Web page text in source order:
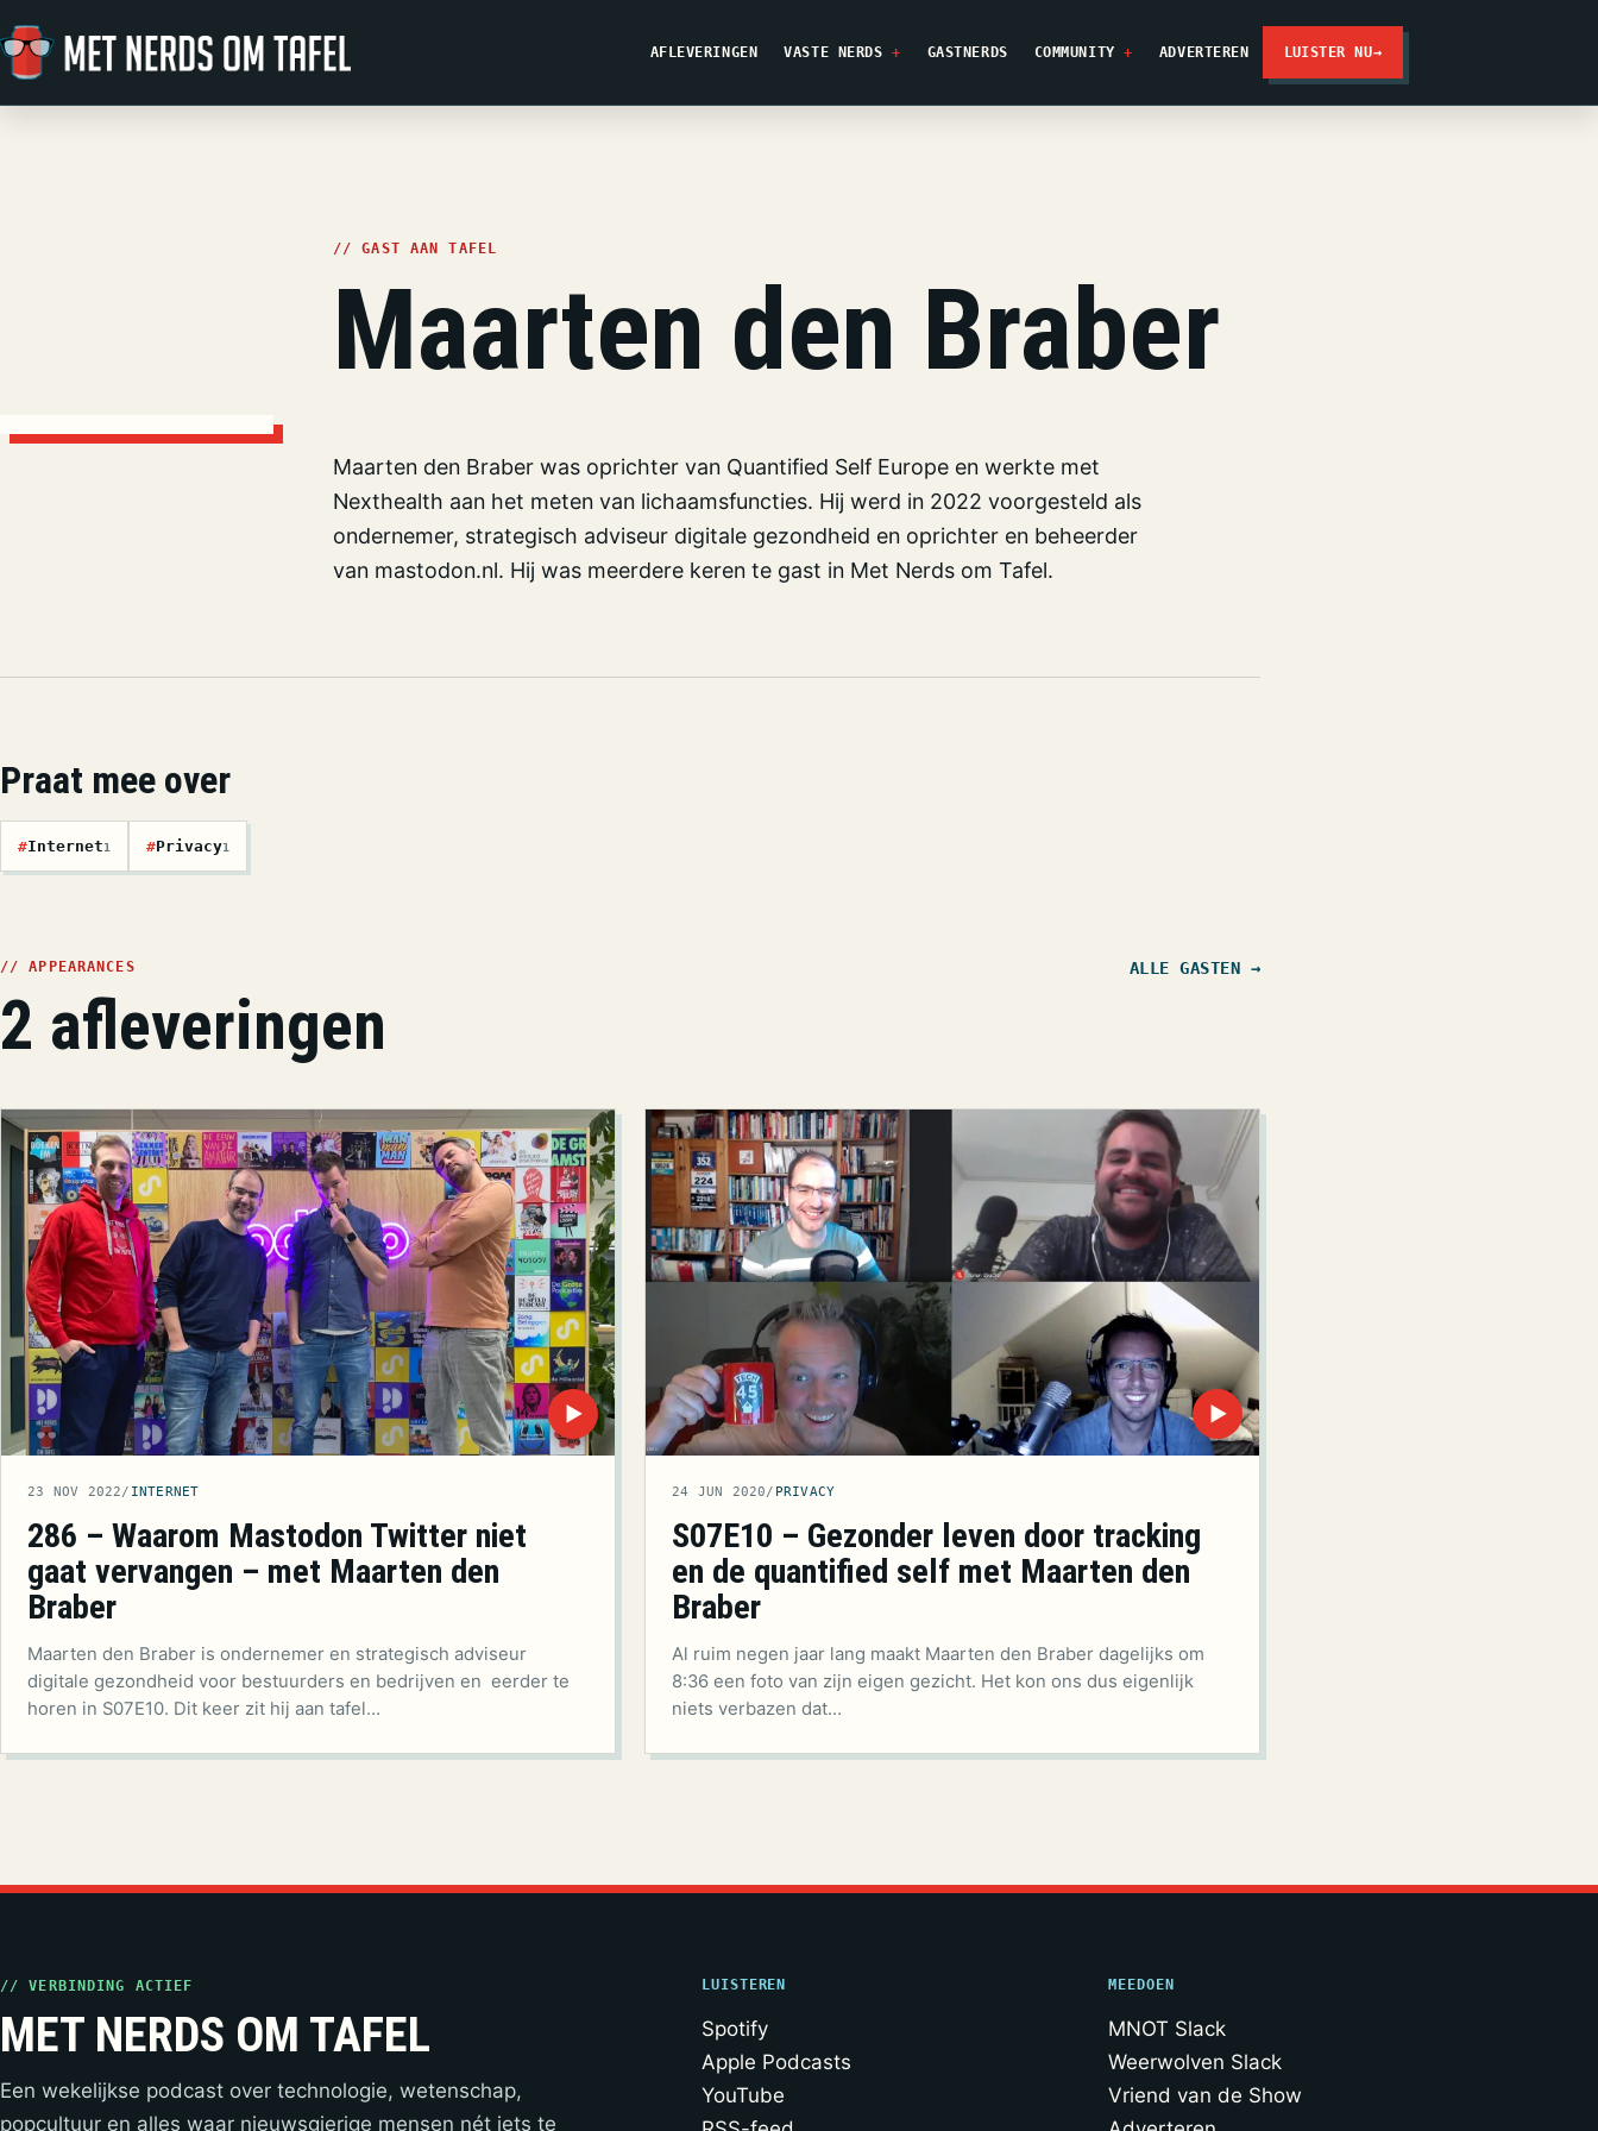
Ga naar de inhoud
AFLEVERINGEN VASTE NERDS GASTNERDS COMMUNITY ADVERTEREN LUISTER NU→
// GAST AAN TAFEL
Maarten den Braber
Maarten den Braber was oprichter van Quantified Self Europe en werkte met
Nexthealth aan het meten van lichaamsfuncties. Hij werd in 2022 voorgesteld als
ondernemer, strategisch adviseur digitale gezondheid en oprichter en beheerder
van mastodon.nl. Hij was meerdere keren te gast in Met Nerds om Tafel.
Praat mee over
#Internet1 #Privacy1
// APPEARANCES
2 afleveringen
ALLE GASTEN →
▶
23 NOV 2022/ INTERNET
286 – Waarom Mastodon Twitter niet
gaat vervangen – met Maarten den
Braber
Maarten den Braber is ondernemer en strategisch adviseur
digitale gezondheid voor bestuurders en bedrijven en eerder te
horen in S07E10. Dit keer zit hij aan tafel…
▶
24 JUN 2020/ PRIVACY
S07E10 – Gezonder leven door tracking
en de quantified self met Maarten den
Braber
Al ruim negen jaar lang maakt Maarten den Braber dagelijks om
8:36 een foto van zijn eigen gezicht. Het kon ons dus eigenlijk
niets verbazen dat…
// VERBINDING ACTIEF
MET NERDS OM TAFEL
Een wekelijkse podcast over technologie, wetenschap,
popcultuur en alles waar nieuwsgierige mensen nét iets te
LUISTEREN
Spotify
Apple Podcasts
YouTube
MEEDOEN
MNOT Slack
Weerwolven Slack
Vriend van de Show